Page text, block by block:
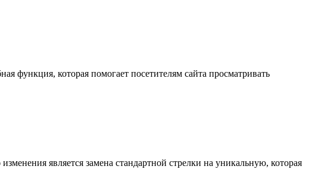
функция, которая помогает посетителям сайта просматривать
является замена стандартной стрелки на уникальную, которая